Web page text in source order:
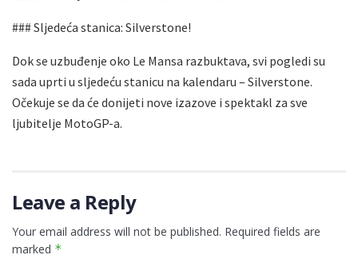
### Sljedeća stanica: Silverstone!
Dok se uzbuđenje oko Le Mansa razbuktava, svi pogledi su
sada uprti u sljedeću stanicu na kalendaru – Silverstone.
Očekuje se da će donijeti nove izazove i spektakl za sve
ljubitelje MotoGP-a.
Leave a Reply
Your email address will not be published. Required fields are
marked *